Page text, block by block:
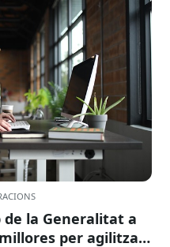
la Generalitat a
per agilitzar